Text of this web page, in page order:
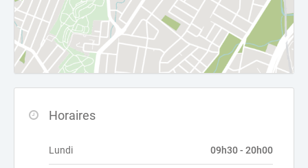
Horaires
Lundi 09h30 - 20h00